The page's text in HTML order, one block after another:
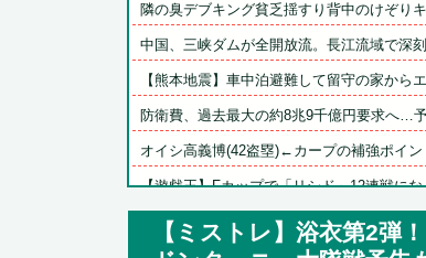
隣の臭デブキング貧乏揺すり背中のけぞり
中国、三峡ダムが全開放流。長江流域で深
【熊本地震】車中泊避難して留守の家から
防衛費、過去最大の約8兆9千億円要求へ…
オイシ高義博(42盗塁)←カープの補強ポイ
【遊戯王】Fカップで「リシド」12連戦に
【学マス】「ラプラスのトルソーの件、信
【ミストレ】浴衣第2弾